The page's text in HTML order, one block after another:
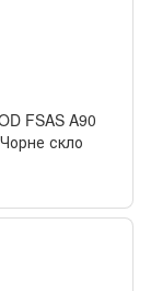
FSAS A90
скло